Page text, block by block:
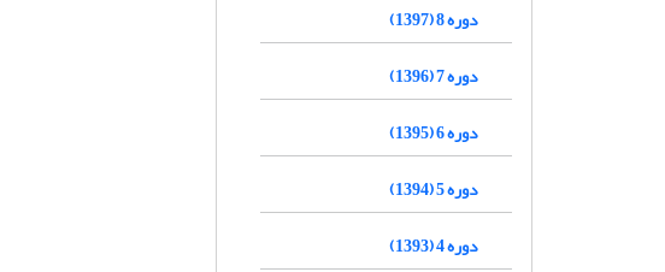
دوره 8 (1397)
دوره 7 (1396)
دوره 6 (1395)
دوره 5 (1394)
دوره 4 (1393)